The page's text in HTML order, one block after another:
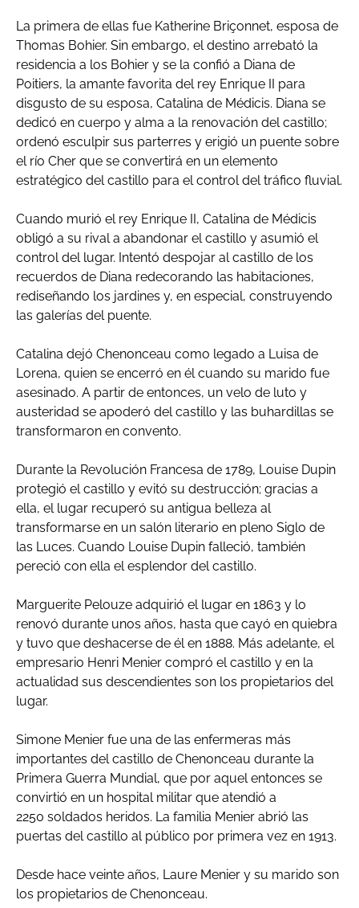
La primera de ellas fue Katherine Briçonnet, esposa de
Thomas Bohier. Sin embargo, el destino arrebató la
residencia a los Bohier y se la confió a Diana de
Poitiers, la amante favorita del rey Enrique II para
disgusto de su esposa, Catalina de Médicis. Diana se
dedicó en cuerpo y alma a la renovación del castillo;
ordenó esculpir sus parterres y erigió un puente sobre
el río Cher que se convertirá en un elemento
estratégico del castillo para el control del tráfico fluvial.
Cuando murió el rey Enrique II, Catalina de Médicis
obligó a su rival a abandonar el castillo y asumió el
control del lugar. Intentó despojar al castillo de los
recuerdos de Diana redecorando las habitaciones,
rediseñando los jardines y, en especial, construyendo
las galerías del puente.
Catalina dejó Chenonceau como legado a Luisa de
Lorena, quien se encerró en él cuando su marido fue
asesinado. A partir de entonces, un velo de luto y
austeridad se apoderó del castillo y las buhardillas se
transformaron en convento.
Durante la Revolución Francesa de 1789, Louise Dupin
protegió el castillo y evitó su destrucción; gracias a
ella, el lugar recuperó su antigua belleza al
transformarse en un salón literario en pleno Siglo de
las Luces. Cuando Louise Dupin falleció, también
pereció con ella el esplendor del castillo.
Marguerite Pelouze adquirió el lugar en 1863 y lo
renovó durante unos años, hasta que cayó en quiebra
y tuvo que deshacerse de él en 1888. Más adelante, el
empresario Henri Menier compró el castillo y en la
actualidad sus descendientes son los propietarios del
lugar.
Simone Menier fue una de las enfermeras más
importantes del castillo de Chenonceau durante la
Primera Guerra Mundial, que por aquel entonces se
convirtió en un hospital militar que atendió a
2250 soldados heridos. La familia Menier abrió las
puertas del castillo al público por primera vez en 1913.
Desde hace veinte años, Laure Menier y su marido son
los propietarios de Chenonceau.